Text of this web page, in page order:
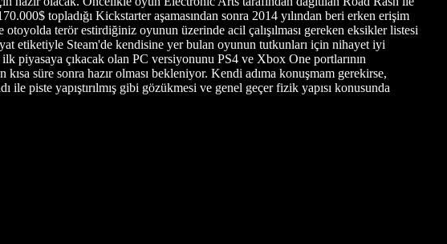
topladığı Kickstarter aşamasından sonra 2014 yılından beri erken erişim
terör estirdiğiniz oyunun üzerinde acil çalışılması gereken eksikler listesi
etiketiyle Steam'de kendisine yer bulan oyunun tutkunları için nihayet iyi
ilk piyasaya çıkacak olan PC versiyonunu PS4 ve Xbox One portlarının
süre sonra hazır olması bekleniyor. Kendi adıma konuşmam gerekirse,
piste yapıştırılmış gibi gözükmesi ve genel geçer fizik yapısı konusunda